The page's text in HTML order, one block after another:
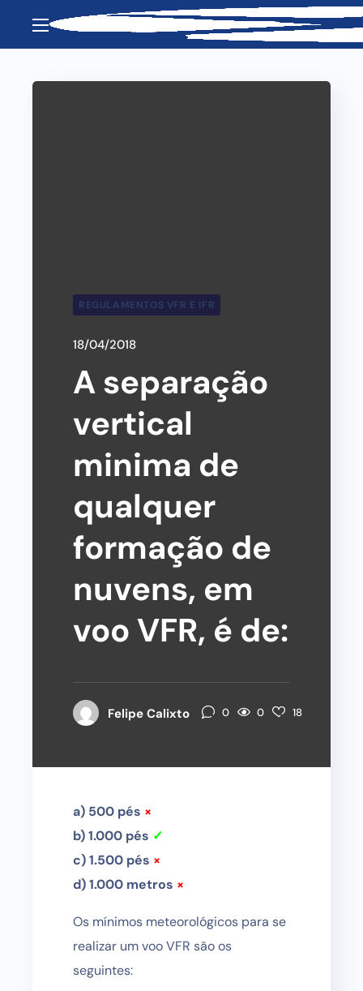
REGULAMENTOS VFR E IFR
18/04/2018
A separação
vertical
minima de
qualquer
formação de
nuvens, em
voo VFR, é de:
Felipe Calixto 0 0 18
a) 500 pés ×
b) 1.000 pés ✓
c) 1.500 pés ×
d) 1.000 metros ×
Os mínimos meteorológicos para se
realizar um voo VFR são os
seguintes: